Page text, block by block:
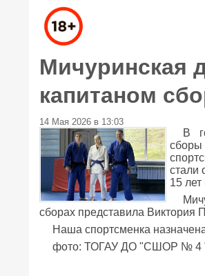
Мичуринская
капитаном
14 Мая 2026 в 13:03
В
сборы
стали
15 лет
сборах представила Виктория
Наша спортсменка
фото: ТОГАУ ДО "СШОР № 4